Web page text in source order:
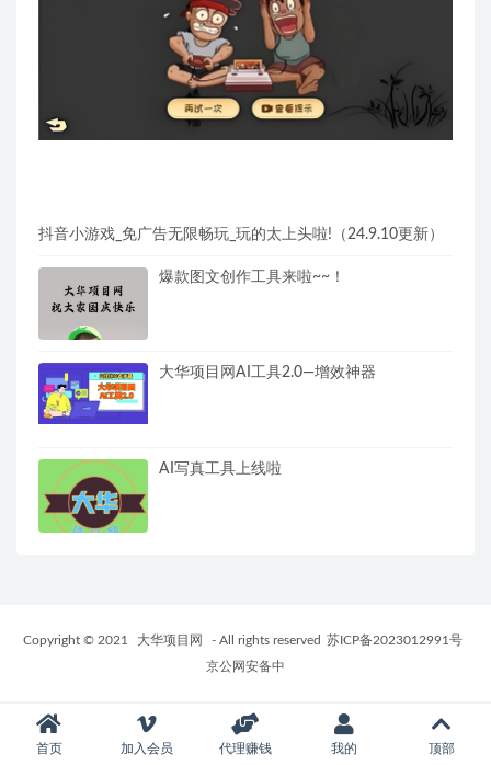
抖音小游戏_免广告无限畅玩_玩的太上头啦!（24.9.10更新）
爆款图文创作工具来啦~~！
大华项目网AI工具2.0—增效神器
AI写真工具上线啦
Copyright © 2021 大华项目网 - All rights reserved 苏ICP备2023012991号
京公网安备中
首页 加入会员 代理赚钱 我的 顶部